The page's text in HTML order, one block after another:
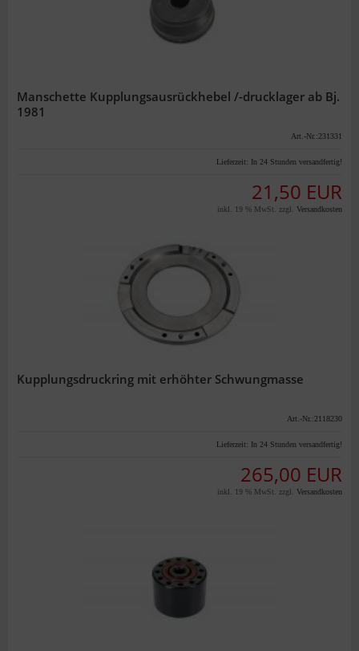
Manschette Kupplungsausrückhebel /-drucklager ab Bj.
1981
Art.-Nr.:231331
Lieferzeit: In 24 Stunden versandfertig!
21,50 EUR
inkl. 19 % MwSt. zzgl. Versandkosten
Kupplungsdruckring mit erhöhter Schwungmasse
Art.-Nr.:2118230
Lieferzeit: In 24 Stunden versandfertig!
265,00 EUR
inkl. 19 % MwSt. zzgl. Versandkosten